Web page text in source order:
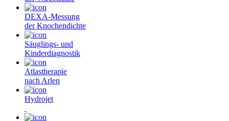
DEXA-Messung
der Knochendichte
Säuglings- und
Kinderdiagnostik
Atlastherapie
nach Arlen
Hydrojet